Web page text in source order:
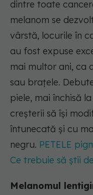
dintre toate
melanom se
vârstă, locurile în
au fost expuse
mai multor ani, ca
sau brațele.
piele, mai închisă
creșterii să își
întunecată și cu
negru. PETELE
Ce trebuie să știi
Melanomul